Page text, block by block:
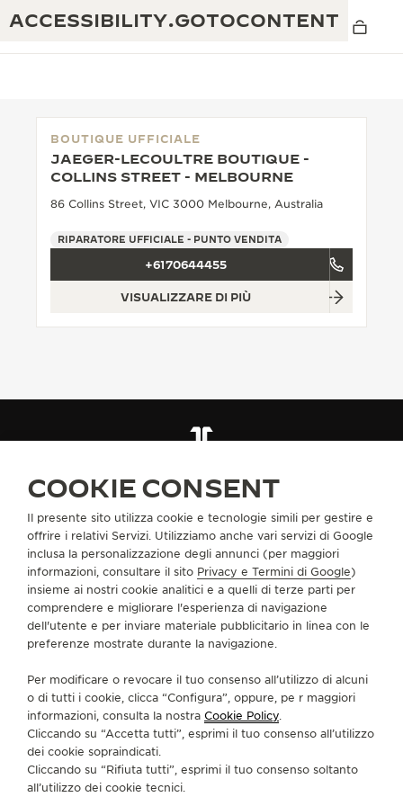
ACCESSIBILITY.GOTOCONTENT
GARANZIA JAEGER-LECOULTRE
GARANZIA ATMOS
THE GOLDEN RATIO MUSICAL SHOW
IL REVERSO 1931 CAFÉ
MOSTRA “THE PERPETUAL
VEDERE TUTTI GLI EVENTI
ECCELLENZA: OLTRE 190 ANNI DI TRADIZIONE
INGEGNO: OLTRE 1.400 CALIBRI
MAESTRIA: 108 MESTIERI
BOUTIQUE UFFICIALE
JAEGER-LECOULTRE BOUTIQUE -
COLLINS STREET - MELBOURNE
86 Collins Street, VIC 3000 Melbourne, Australia
RIPARATORE UFFICIALE - PUNTO VENDITA
+6170644455
VISUALIZZARE DI PIÙ
AUSTRALIAMELBOURNE
CI SEGUA
VAI ALLA PAGINA INSTAGRAM DI JAEGER-
VAI ALLA PAGINA LINKEDIN DI JAEGER-
VAI ALLA PAGINA FACEBOOK DI
VAI ALLA PAGINA YOUTUBE
VAI ALLA PAGINA
VAI ALLA PAGINA
ISCRIVERSI ALLA NEWSLETTER
INFORMAZIONI SU DI NOI
SERVIZI
CONTATTI
COOKIE CONSENT
Il presente sito utilizza cookie e tecnologie simili per gestire e
offrire i relativi Servizi. Utilizziamo anche vari servizi di Google
inclusa la personalizzazione degli annunci (per maggiori
informazioni, consultare il sito Privacy e Termini di Google)
insieme ai nostri cookie analitici e a quelli di terze parti per
comprendere e migliorare l'esperienza di navigazione
dell'utente e per inviare materiale pubblicitario in linea con le
preferenze mostrate durante la navigazione.
Per modificare o revocare il tuo consenso all’utilizzo di alcuni
o di tutti i cookie, clicca “Configura”, oppure, pe r maggiori
informazioni, consulta la nostra Cookie Policy.
Cliccando su “Accetta tutti”, esprimi il tuo consenso all’utilizzo
dei cookie sopraindicati.
Cliccando su “Rifiuta tutti”, esprimi il tuo consenso soltanto
all’utilizzo dei cookie tecnici.